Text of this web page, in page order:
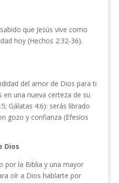
que Jesús vive como
hoy (Hechos 2:32-36).
del amor de Dios para ti
en una nueva certeza de su
Gálatas 4:6): serás librado
gozo y confianza (Efesios
Dios
por la Biblia y una mayor
oír a Dios hablarte por